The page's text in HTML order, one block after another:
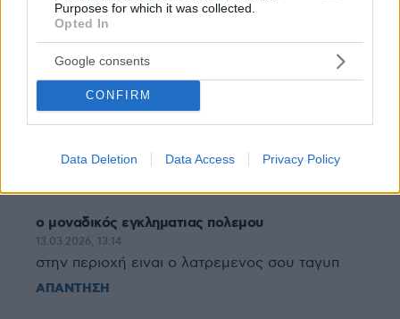
Purposes for which it was collected.
Opted In
Google consents
CONFIRM
Data Deletion Data Access Privacy Policy
ΑΠΑΝΤΗΣΗ
13.03.2026, 03:11
Ο εγκληματίας πολέμου προσφέρει ελευθερία τύπου
ευκαιρία!
ο μοναδικός εγκληματιας πολεμου
13.03.2026, 13:14
στην περιοχή ειναι ο λατρεμενος σου ταγυπ
ΑΠΑΝΤΗΣΗ